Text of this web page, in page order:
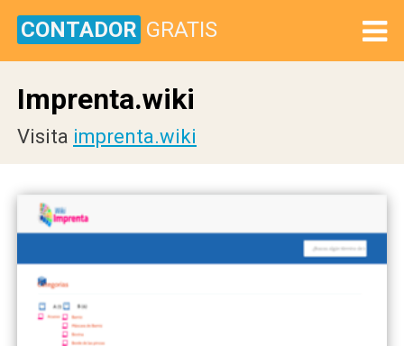
CONTADOR GRATIS
Imprenta.wiki
Visita imprenta.wiki